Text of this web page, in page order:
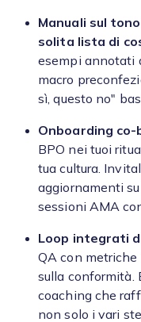
Manuali sul
solita lista di
esempi annotati
macro
sì, questo no"
Onboarding co-
BPO nei tuoi
tua cultura.
aggiornamenti
sessioni AMA
Loop integrati
QA con
sulla conformità.
coaching che
non solo i vari